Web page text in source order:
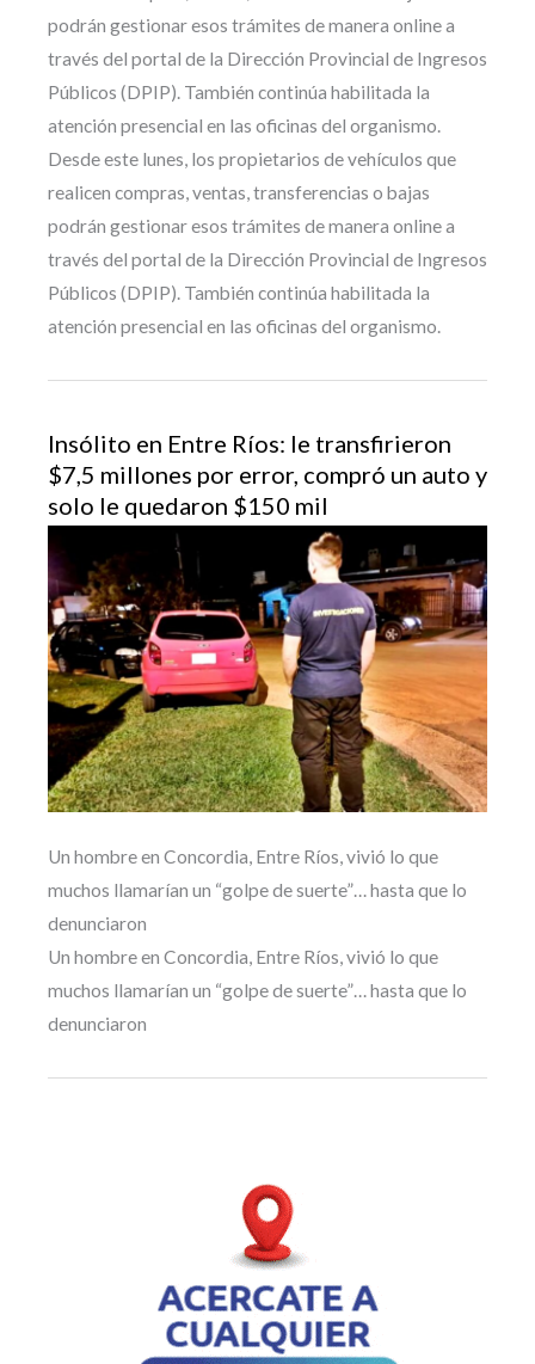
podrán gestionar esos trámites de manera online a
través del portal de la Dirección Provincial de Ingresos
Públicos (DPIP). También continúa habilitada la
atención presencial en las oficinas del organismo.
Desde este lunes, los propietarios de vehículos que
realicen compras, ventas, transferencias o bajas
podrán gestionar esos trámites de manera online a
través del portal de la Dirección Provincial de Ingresos
Públicos (DPIP). También continúa habilitada la
atención presencial en las oficinas del organismo.
Insólito en Entre Ríos: le transfirieron
$7,5 millones por error, compró un auto y
solo le quedaron $150 mil
Un hombre en Concordia, Entre Ríos, vivió lo que
muchos llamarían un “golpe de suerte”… hasta que lo
denunciaron
Un hombre en Concordia, Entre Ríos, vivió lo que
muchos llamarían un “golpe de suerte”… hasta que lo
denunciaron